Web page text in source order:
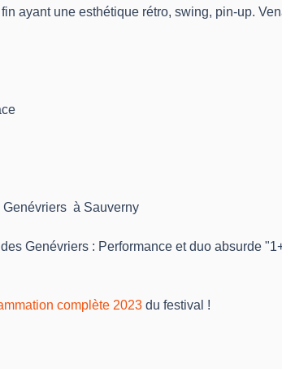
ayant une esthétique rétro, swing, pin-up.
à Sauverny
Genévriers : Performance et duo absurde
complète 2023 du festival !